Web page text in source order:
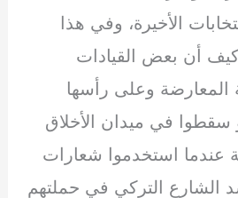
الأخيرة، وفي هذا
أن بعض القيادات
المعارضة وعلى رأسها
سقطوا في ميدان الأخلاق
عندما استخدموا شعارات
الشارع التركي في حملتهم